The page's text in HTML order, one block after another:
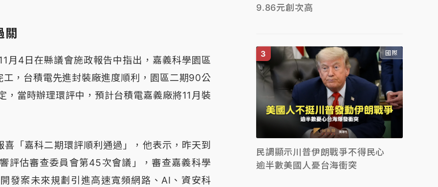
關
月4日在縣議會施政報告中指出，嘉義科學園區
工，台積電先進封裝廠進度順利，園區二期90公
，當時辦理環評中，預計台積電嘉義廠將11月裝
「嘉科二期環評順利通過」，他表示，昨天到
評估審查委員會第45次會議」，審查嘉義科學
發案未來規劃引進高速寬頻網路、AI、資安科
9.86元創次高
國際
民調顯示川普伊朗戰爭不得民心
逾半數美國人憂台海衝突